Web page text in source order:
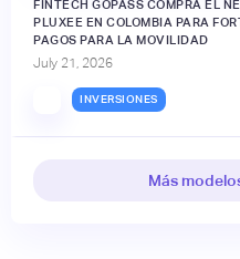
FINTECH GOPASS COMPRA EL
PLUXEE EN COLOMBIA PARA
PAGOS PARA LA MOVILIDAD
July 21, 2026
INVERSIONES
Más